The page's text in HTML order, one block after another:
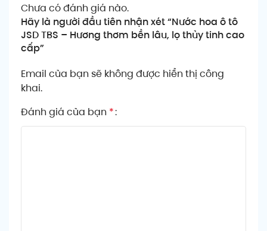
Chưa có đánh giá nào.
Hãy là người đầu tiên nhận xét “Nước hoa ô tô
JSD TBS – Hương thơm bền lâu, lọ thủy tinh cao
cấp”
Email của bạn sẽ không được hiển thị công
khai.
Đánh giá của bạn *